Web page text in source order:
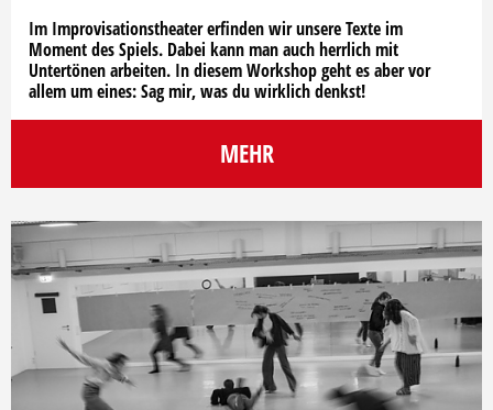
Im Improvisationstheater erfinden wir unsere Texte im
Moment des Spiels. Dabei kann man auch herrlich mit
Untertönen arbeiten. In diesem Workshop geht es aber vor
allem um eines: Sag mir, was du wirklich denkst!
MEHR